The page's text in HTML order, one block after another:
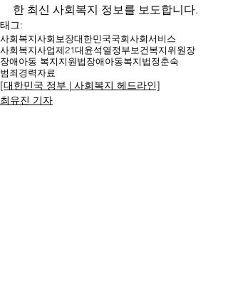
한 최신 사회복지 정보를 보도합니다.
태그:
사회복지사회보장대한민국국회사회서비스
사회복지사업제21대윤석열정부보건복지위원장
장애아동 복지지원법장애아동복지법정춘숙
범죄경력자료
[대한민국 정부 | 사회복지 헤드라인]
최유진 기자